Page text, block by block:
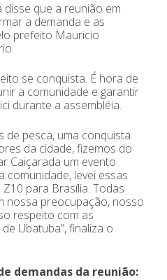
disse que a reunião em
a demanda e as
prefeito Mauricio
se conquista. É hora de
a comunidade e garantir
durante a assembléia.
de pesca, uma conquista
da cidade, fizemos do
Caiçarada um evento
comunidade, levei essas
para Brasília. Todas
nossa preocupação, nosso
respeito com as
Ubatuba”, finaliza o
demandas da reunião: